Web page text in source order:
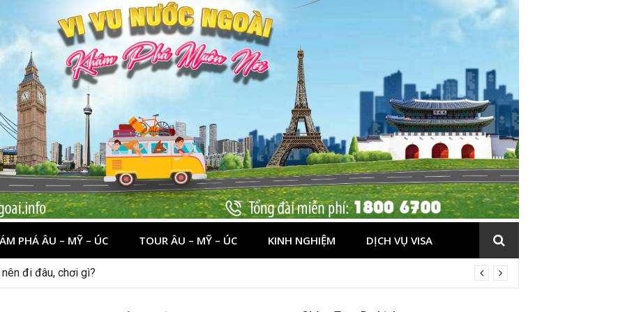
PHÁ ÂU – MỸ – ÚC TOUR ÂU – MỸ – ÚC KINH NGHIỆM DỊCH VỤ VISA
đi đâu, chơi gì?